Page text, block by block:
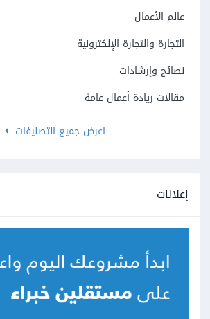
عالم الأعمال
التجارة والتجارة الإلكترونية
نصائح وإرشادات
مقالات ريادة أعمال عامة
اعرض جميع التصنيفات
إعلانات